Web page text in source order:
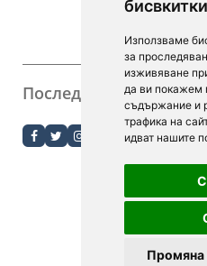
бисвкитки
Използваме
за
изживяване
да ви покажем
съдържание и
трафика на
идват нашите
Промяна
For
Последвайте ни